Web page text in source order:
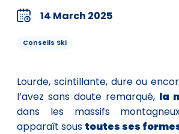
14 March 2025
Conseils Ski
Lourde, scintillante, dure ou
l’avez sans doute remarqué, la
dans les massifs
apparaît sous toutes ses